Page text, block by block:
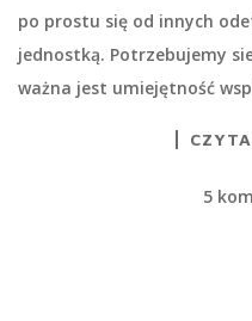
po prostu się od innych
jednostką. Potrzebujemy
ważna jest umiejętność
5